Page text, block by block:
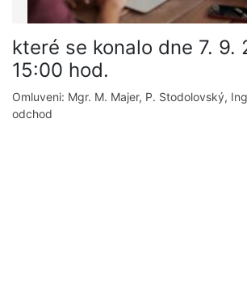
které se konalo dne 7. 9.
15:00 hod.
Omluveni: Mgr. M. Majer, P. Stodolovský,
odchod